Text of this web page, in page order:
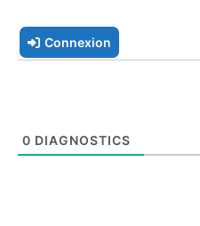
Connexion
0 DIAGNOSTICS